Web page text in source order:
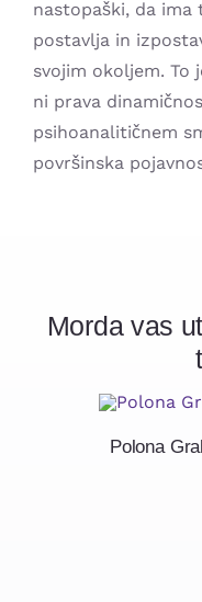
nastopaški, da ima
postavlja in
svojim okoljem. To
ni prava
psihoanalitičnem
površinska
Morda vas
Polona